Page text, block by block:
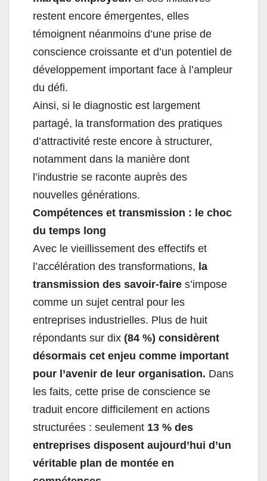
restent encore émergentes, elles
témoignent néanmoins d’une prise de
conscience croissante et d’un potentiel de
développement important face à l’ampleur
du défi.
Ainsi, si le diagnostic est largement
partagé, la transformation des pratiques
d’attractivité reste encore à structurer,
notamment dans la manière dont
l’industrie se raconte auprès des
nouvelles générations.
Compétences et transmission : le choc
du temps long
Avec le vieillissement des effectifs et
l’accélération des transformations, la
transmission des savoir-faire s’impose
comme un sujet central pour les
entreprises industrielles. Plus de huit
répondants sur dix (84 %) considèrent
désormais cet enjeu comme important
pour l’avenir de leur organisation. Dans
les faits, cette prise de conscience se
traduit encore difficilement en actions
structurées : seulement 13 % des
entreprises disposent aujourd’hui d’un
véritable plan de montée en